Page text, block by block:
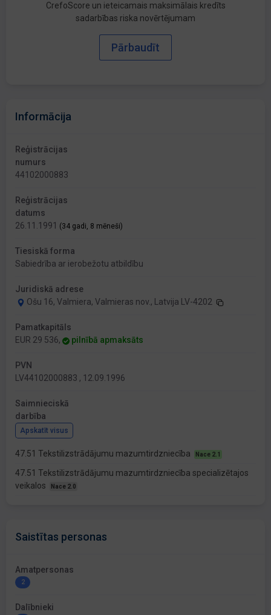
CrefoScore un ieteicamais maksimālais kredīts
sadarbības riska novērtējumam
Pārbaudīt
Informācija
Reģistrācijas
numurs
44102000883
Reģistrācijas
datums
26.11.1991 (34 gadi, 8 mēneši)
Tiesiskā forma
Sabiedrība ar ierobežotu atbildību
Juridiskā adrese
Ošu 16, Valmiera, Valmieras nov., Latvija LV-4202
Pamatkapitāls
EUR 29 536,
pilnībā apmaksāts
PVN
LV44102000883 , 12.09.1996
Saimnieciskā
darbība
Apskatīt visus
47.51 Tekstilizstrādājumu mazumtirdzniecība Nace 2.1
47.51 Tekstilizstrādājumu mazumtirdzniecība specializētajos
veikalos
Nace 2.0
Saistītas personas
Amatpersonas
2
Dalībnieki